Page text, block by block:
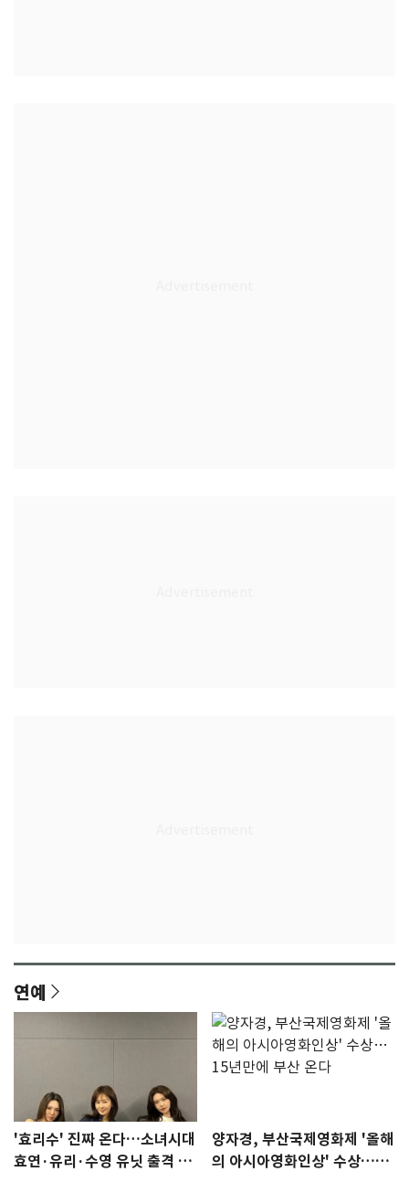
연예
'효리수' 진짜 온다…소녀시대
효연·유리·수영 유닛 출격 [N
양자경, 부산국제영화제 '올해
의 아시아영화인상' 수상…15